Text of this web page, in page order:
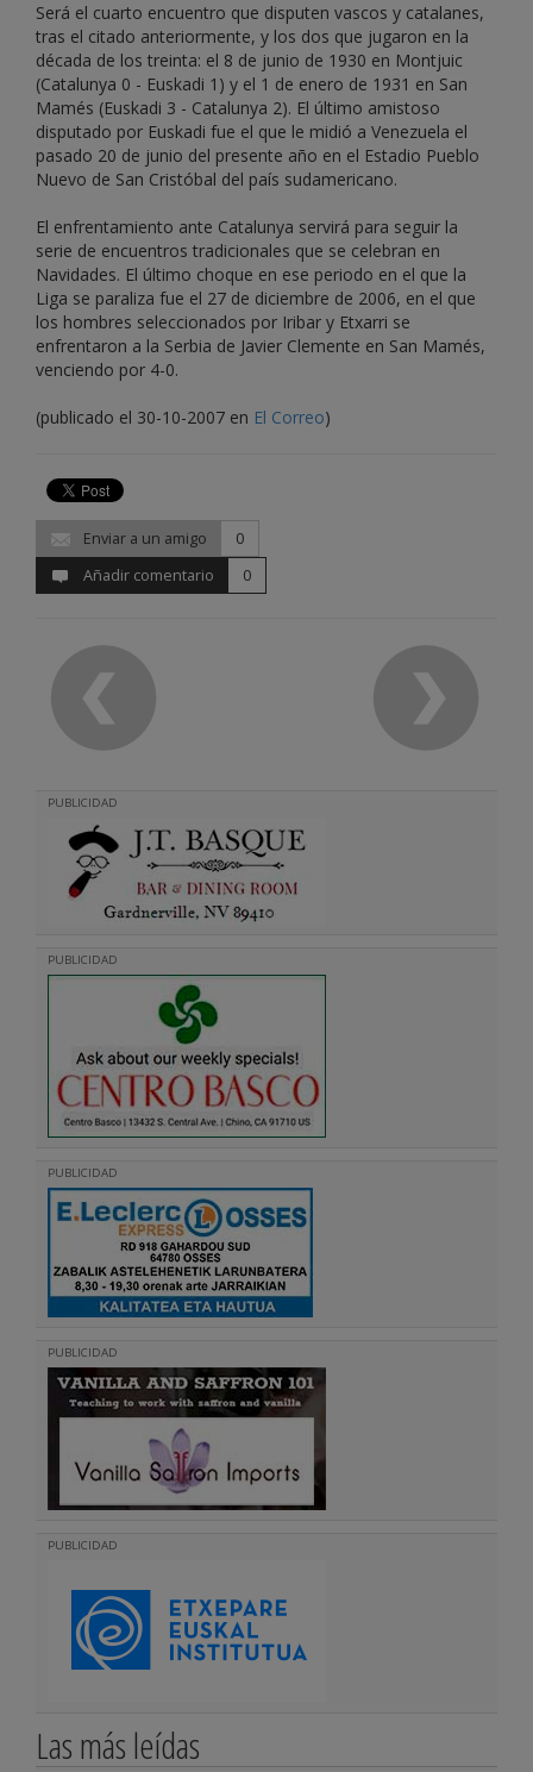
Será el cuarto encuentro que disputen vascos y catalanes,
tras el citado anteriormente, y los dos que jugaron en la
década de los treinta: el 8 de junio de 1930 en Montjuic
(Catalunya 0 - Euskadi 1) y el 1 de enero de 1931 en San
Mamés (Euskadi 3 - Catalunya 2). El último amistoso
disputado por Euskadi fue el que le midió a Venezuela el
pasado 20 de junio del presente año en el Estadio Pueblo
Nuevo de San Cristóbal del país sudamericano.
El enfrentamiento ante Catalunya servirá para seguir la
serie de encuentros tradicionales que se celebran en
Navidades. El último choque en ese periodo en el que la
Liga se paraliza fue el 27 de diciembre de 2006, en el que
los hombres seleccionados por Iribar y Etxarri se
enfrentaron a la Serbia de Javier Clemente en San Mamés,
venciendo por 4-0.
(publicado el 30-10-2007 en El Correo)
Enviar a un amigo
0
Añadir comentario
0
PUBLICIDAD
PUBLICIDAD
PUBLICIDAD
PUBLICIDAD
PUBLICIDAD
Las más leídas